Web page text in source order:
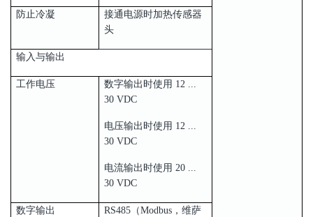
防止冷凝
接通电源时加热传感器
头
输入与输出
工作电压
数字输出时使用 12 ...
30 VDC
电压输出时使用 12 ...
30 VDC
电流输出时使用 20 ...
30 VDC
数字输出
RS485（Modbus，维萨